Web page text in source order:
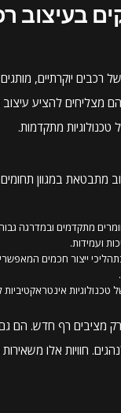
בעיצוב
רכבים יוקרתיים,
מצליחים להציע עיצוב
טכנולוגיות מתקדמות.
מתבטאת במגוון תחומים,
מתקדמים ובמדרגה
ועמידות.
ייצור חכמים
אינטראקטיביות
מציבים רף חדש. הם גם
חוויות אלו